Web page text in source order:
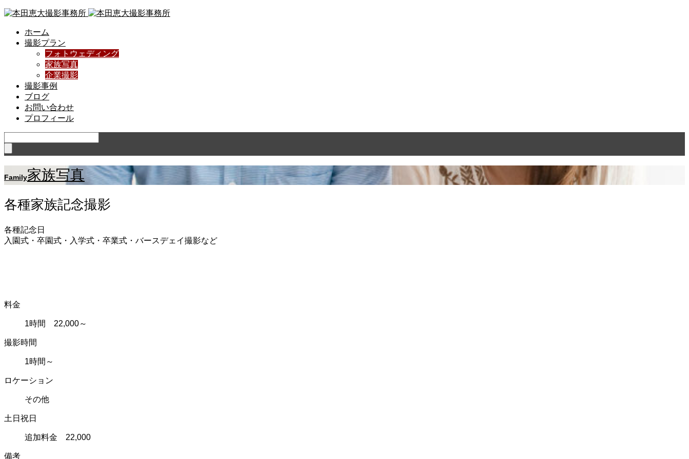
ホーム
撮影プラン
フォトウェディング
家族写真
企業撮影
撮影事例
ブログ
お問い合わせ
プロフィール
Family家族写真
各種家族記念撮影
各種記念日
入園式・卒園式・入学式・卒業式・バースデェイ撮影など
料金
1時間 22,000～
撮影時間
1時間～
ロケーション
その他
土日祝日
追加料金 22,000
備考